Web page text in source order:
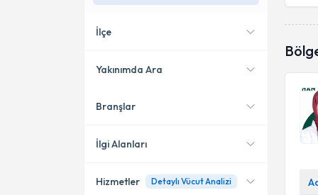
İlçe
Merkez
Yakınımda Ara
Konumuma yakın uzmanları
Branşlar
Diyetisyen
İlgi Alanları
Hizmetler Detaylı Vücut Analizi